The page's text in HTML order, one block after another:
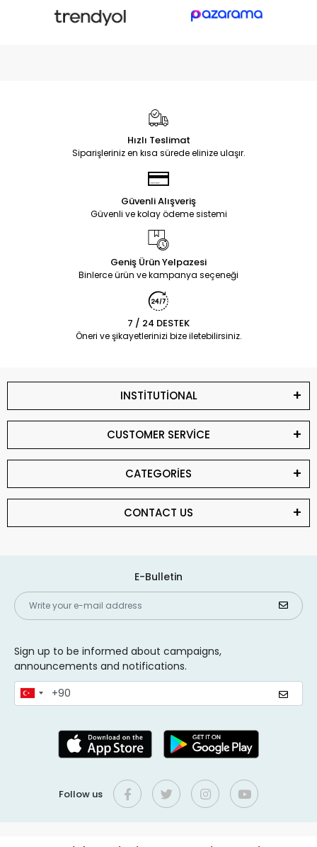
Hızlı Teslimat
Siparişleriniz en kısa sürede elinize ulaşır.
Güvenli Alışveriş
Güvenli ve kolay ödeme sistemi
Geniş Ürün Yelpazesi
Binlerce ürün ve kampanya seçeneği
7 / 24 DESTEK
Öneri ve şikayetlerinizi bize iletebilirsiniz.
INSTİTUTİONAL
CUSTOMER SERVİCE
CATEGORİES
CONTACT US
E-Bulletin
Sign up to be informed about campaigns,
announcements and notifications.
Follow us